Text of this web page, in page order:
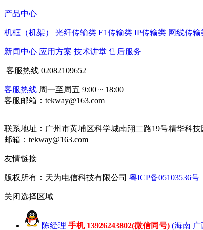
产品中心
机框（机架） 光纤传输类 E1传输类 IP传输类 网线传输
新闻中心 应用方案 技术讲堂 售后服务
客服热线 02082109652
客服热线 周一至周五 9:00 ~ 18:00
客服邮箱：tekway@163.com
联系地址： 广州市黄埔区科学城南翔二路19号精华科技
邮箱：tekway@163.com
友情链接
版权所有：天为电信科技有限公司 粤ICP备05103536号
关闭选择区域
陈经理 手机 13926243802(微信同号) (海南 广